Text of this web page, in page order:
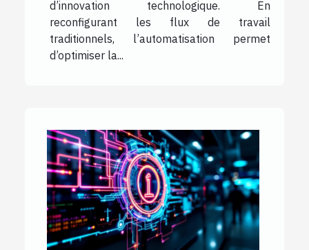
d’innovation technologique. En
reconfigurant les flux de travail
traditionnels, l’automatisation permet
d’optimiser la...